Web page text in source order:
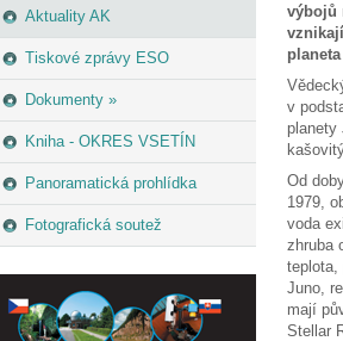
Aktuality AK
Tiskové zprávy ESO
Dokumenty »
Kniha - OKRES VSETÍN
Panoramatická prohlídka
Fotografická soutež
výbojů
v
planety
Od
1979,
voda
zhruba
teplota,
Juno,
mají
Stellar